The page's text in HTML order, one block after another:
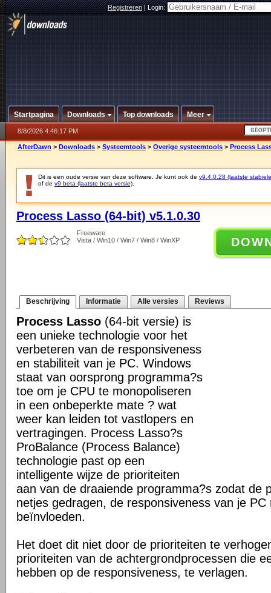
Registreren|Login:
Startpagina Downloads Top downloads Meer
8/8/2026 4:46:17 PM
AfterDawn > Downloads > Systeemtools > Overige systeemtools > Process
Dit is een oude versie van deze software. Je kunt ook de v9.4.0.28 (laatste
of de v9 beta (laatste beta versie)
Process Lasso (64-bit) v5.1.0.30
Freeware
Vista / Win10 / Win7 / Win8 / WinXP
Beschrijving Informatie Alle versies Reviews
Process Lasso (64-bit versie) is
een unieke technologie voor het
verbeteren van de responsiveness
en stabiliteit van je PC. Windows
staat van oorsprong programma?s
toe om je CPU te monopoliseren
in een onbeperkte mate ? wat
weer kan leiden tot vastlopers en
vertragingen. Process Lasso?s
ProBalance (Process Balance)
technologie past op een
intelligente wijze de prioriteiten
aan van de draaiende programma?s zodat de
netjes gedragen, de responsiveness van je PC
beïnvloeden.
Het doet dit niet door de prioriteiten te
prioriteiten van de achtergrondprocessen die
hebben op de responsiveness, te verlagen.